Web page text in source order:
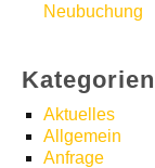
Neubuchung
Kategorien
Aktuelles
Allgemein
Anfrage